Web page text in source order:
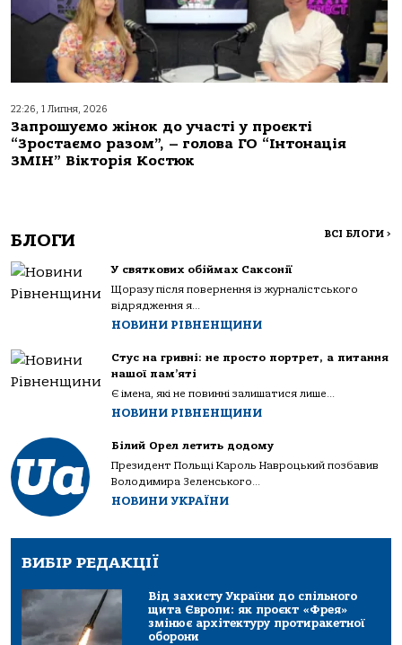
22:26, 1 Липня, 2026
Запрошуємо жінок до участі у проєкті
“Зростаємо разом”, – голова ГО “Інтонація
ЗМІН” Вікторія Костюк
БЛОГИ ВСІ БЛОГИ >
У святкових обіймах Саксонії
Щоразу після повернення із журналістського
відрядження я...
НОВИНИ РІВНЕНЩИНИ
Стус на гривні: не просто портрет, а питання
нашої пам’яті
Є імена, які не повинні залишатися лише...
НОВИНИ РІВНЕНЩИНИ
Білий Орел летить додому
Президент Польщі Кароль Навроцький позбавив
Володимира Зеленського...
НОВИНИ УКРАЇНИ
ВИБІР РЕДАКЦІЇ
Від захисту України до спільного
щита Європи: як проєкт «Фрея»
змінює архітектуру протиракетної
оборони